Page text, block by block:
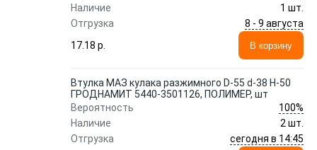
Наличие
1 шт.
Отгрузка
8 - 9 августа
17.18 p.
В корзину
Втулка МАЗ кулака разжимного D-55 d-38 H-50
ГРОДНАМИТ 5440-3501126, ПОЛИМЕР, шт
Вероятность
100%
Наличие
2 шт.
Отгрузка
сегодня в 14:45